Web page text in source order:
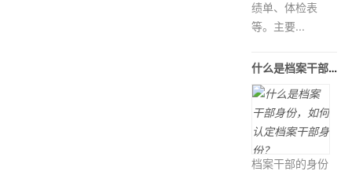
绩单、体检表
等。主要...
什么是档案干部身份，如何认定档案干
档案干部的身份